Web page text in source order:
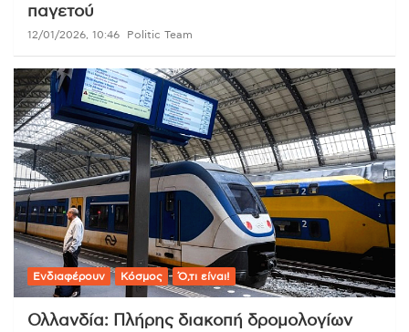
παγετού
12/01/2026, 10:46 Politic Team
Ενδιαφέρουν Κόσμος Ό,τι είναι!
Ολλανδία: Πλήρης διακοπή δρομολογίων